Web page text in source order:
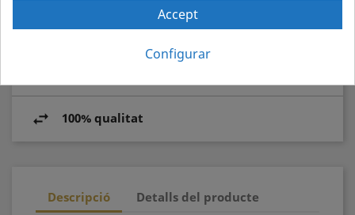
Pagament segur
100% qualitat
Descripció Detalls del producte
Accept
Configurar